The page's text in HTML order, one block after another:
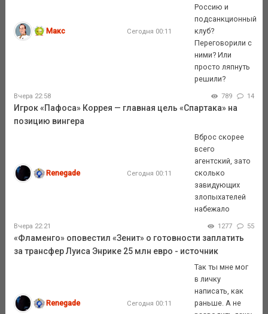
Макс Сегодня 00:11
Россию и
подсанкционный
клуб?
Переговорили с
ними? Или
просто ляпнуть
решили?
Вчера 22:58 789 14
Игрок «Пафоса» Коррея — главная цель «Спартака» на
позицию вингера
Renegade Сегодня 00:11
Вброс скорее
всего
агентский, зато
сколько
завидующих
злопыхателей
набежало
Вчера 22:21 1277 55
«Фламенго» оповестил «Зенит» о готовности заплатить
за трансфер Луиса Энрике 25 млн евро - источник
Renegade Сегодня 00:11
Так ты мне мог
в личку
написать, как
раньше. А не